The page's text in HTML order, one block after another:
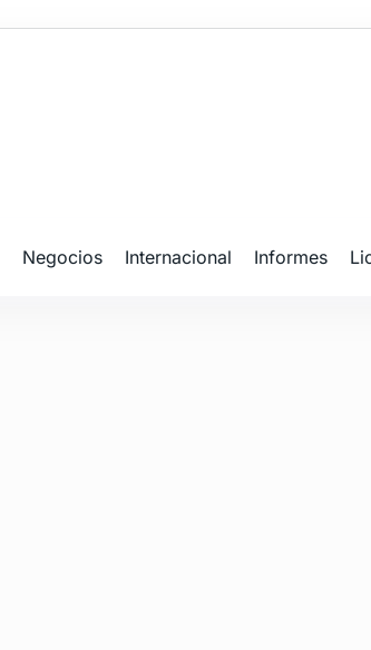
Negocios Internacional Informes